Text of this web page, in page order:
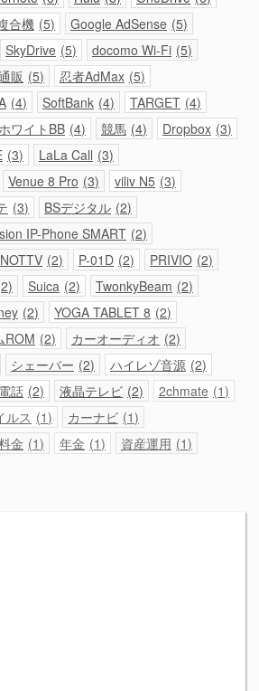
合機 5 Google AdSense 5
SkyDrive 5 docomo Wi-Fi 5
販 5 忍者AdMax 5
4 SoftBank 4 TARGET 4
ワイトBB 4 競馬 4 Dropbox 3
3 LaLa Call 3
Venue 8 Pro 3 viliv N5 3
3 BSデジタル 2
IP-Phone SMART 2
NOTTV 2 P-01D 2 PRIVIO 2
2 Suica 2 TwonkyBeam 2
2 YOGA TABLET 8 2
ROM 2 カーオーディオ 2
シェーバー 2 ハイレゾ音源 2
話 2 液晶テレビ 2 2chmate 1
ルス 1 カーナビ 1
金 1 年金 1 資産運用 1